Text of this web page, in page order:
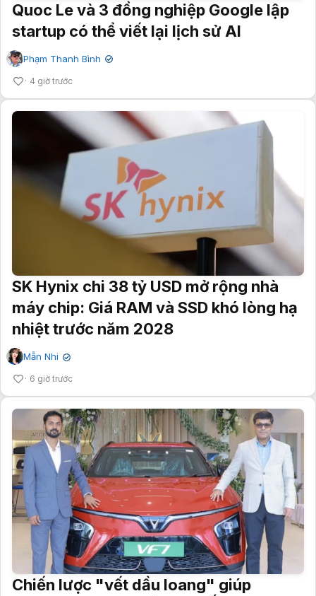
Quoc Le và 3 đồng nghiệp Google lập
startup có thể viết lại lịch sử AI
Phạm Thanh Bình ✔
4 giờ trước
SK Hynix chi 38 tỷ USD mở rộng nhà
máy chip: Giá RAM và SSD khó lòng hạ
nhiệt trước năm 2028
Mẫn Nhi ✔
6 giờ trước
Chiến lược "vết dầu loang" giúp